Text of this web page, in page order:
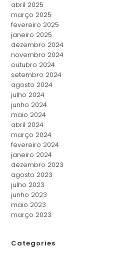
abril 2025
março 2025
fevereiro 2025
janeiro 2025
dezembro 2024
novembro 2024
outubro 2024
setembro 2024
agosto 2024
julho 2024
junho 2024
maio 2024
abril 2024
março 2024
fevereiro 2024
janeiro 2024
dezembro 2023
agosto 2023
julho 2023
junho 2023
maio 2023
março 2023
Categories